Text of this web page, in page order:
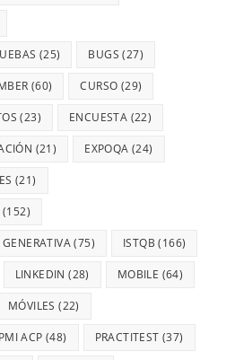
(25) BUGS (27)
(60) CURSO (29)
(23) ENCUESTA (22)
(21) EXPOQA (24)
(21)
(152)
(75) ISTQB (166)
LINKEDIN (28) MOBILE (64)
MÓVILES (22)
PMI ACP (48) PRACTITEST (37)